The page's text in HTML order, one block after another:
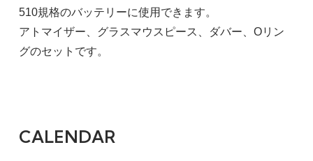
510規格のバッテリーに使用できます。
アトマイザー、グラスマウスピース、ダバー、Oリン
グのセットです。
CALENDAR